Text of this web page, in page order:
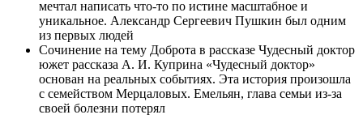
мечтал написать что-то по истине масштабное и
уникальное. Александр Сергеевич Пушкин был одним
из первых людей
Сочинение на тему Доброта в рассказе Чудесный доктор
южет рассказа А. И. Куприна «Чудесный доктор»
основан на реальных событиях. Эта история произошла
с семейством Мерцаловых. Емельян, глава семьи из-за
своей болезни потерял